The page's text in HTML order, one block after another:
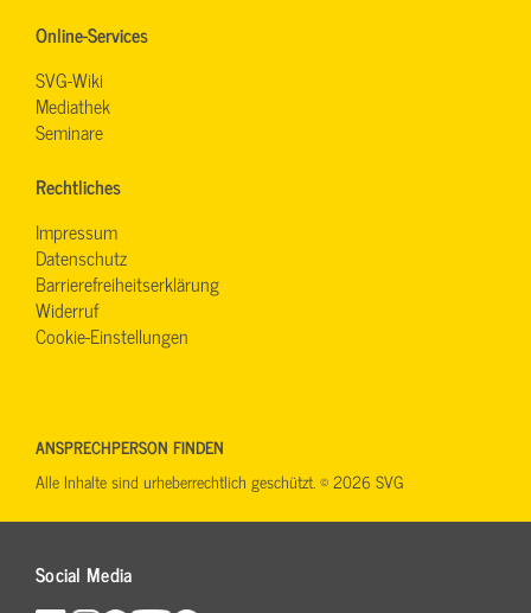
Online-Services
SVG-Wiki
Mediathek
Seminare
Rechtliches
Impressum
Datenschutz
Barrierefreiheitserklärung
Widerruf
Cookie-Einstellungen
Social Media
ANSPRECHPERSON FINDEN
Alle Inhalte sind urheberrechtlich geschützt. © 2026 SVG